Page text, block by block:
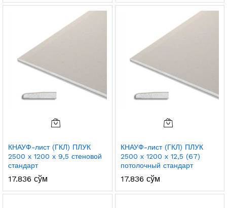
КНАУФ-лист (ГКЛ) ПЛУК
2500 х 1200 х 9,5 стеновой
стандарт
17.836 сўм
КНАУФ-лист (ГКЛ) ПЛУК
2500 х 1200 х 12,5 (67)
потолочный стандарт
17.836 сўм